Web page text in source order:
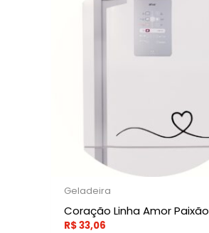
Geladeira
Coração Linha Amor Paixão
R$33,06